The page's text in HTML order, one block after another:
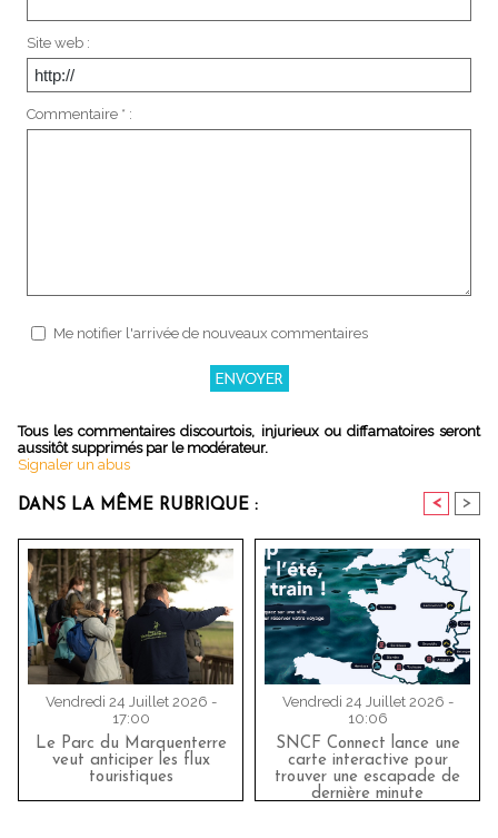
Site web :
Commentaire * :
Me notifier l'arrivée de nouveaux commentaires
Tous les commentaires discourtois, injurieux ou diffamatoires seront
aussitôt supprimés par le modérateur.
Signaler un abus
DANS LA MÊME RUBRIQUE : < >
Vendredi 24 Juillet 2026 -
17:00
Le Parc du Marquenterre
veut anticiper les flux
touristiques
Vendredi 24 Juillet 2026 -
10:06
SNCF Connect lance une
carte interactive pour
trouver une escapade de
dernière minute